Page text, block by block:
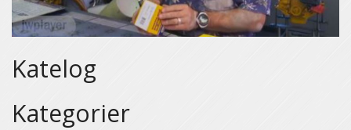
Katelog
Kategorier